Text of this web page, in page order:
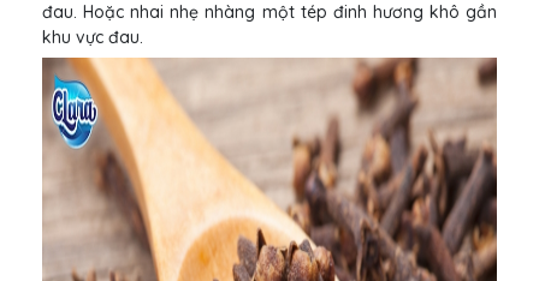
đau. Hoặc nhai nhẹ nhàng một tép đinh hương khô gần
khu vực đau.